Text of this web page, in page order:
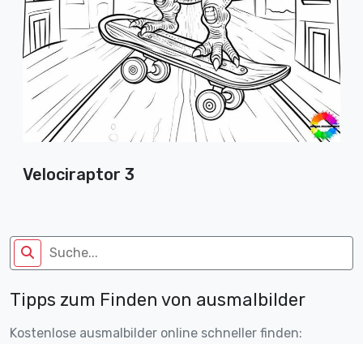
Velociraptor 3
Tipps zum Finden von ausmalbilder
Kostenlose ausmalbilder online schneller finden: